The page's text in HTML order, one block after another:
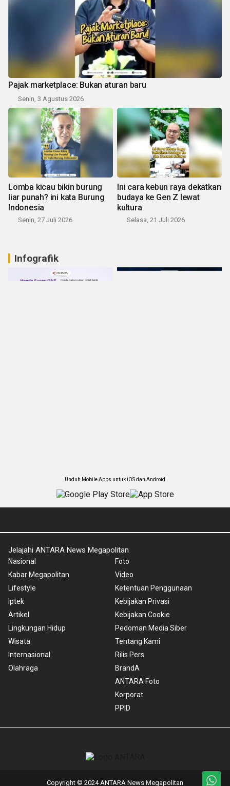
Pajak marketplace: Bukan aturan baru
Senin, 3 Agustus 2026
Lomba kicau bikin burung
liar punah? ini kata Burung
Indonesia
Senin, 27 Juli 2026
Ini cara kebun raya dekatkan
budaya ke Gen Z lewat
kultura
Selasa, 21 Juli 2026
Infografik
Unduh Mobile Apps untuk iOS dan Android
Jelajahi ANTARA News Megapolitan
Nasional
Kabar Megapolitan
Lifestyle
Iptek
Artikel
Lingkungan Hidup
Wisata
Internasional
Olahraga
Foto
Video
Ketentuan Penggunaan
Kebijakan Privasi
Kebijakan Cookie
Pedoman Media Siber
Tentang Kami
Rilis Pers
BrandA
ANTARA Foto
Korporat
PPID
Copyright © 2024 ANTARA News Megapolitan